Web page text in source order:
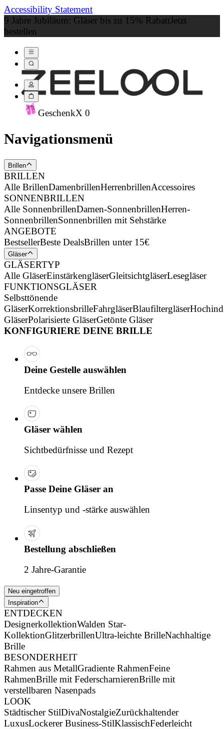
Accessibility Statement
9 Jahre Jubiläum: Gläser bis zu 15% RabattJetzt
bestellen
GeschenkX 0
Navigationsmenü
Brillen
BRILLEN
Alle BrillenDamenbrillenHerrenbrillenAccessoires
SONNENBRILLEN
Alle SonnenbrillenDamen-SonnenbrillenHerren-
SonnenbrillenSonnenbrillen mit Sehstärke
ANGEBOTE
BestsellerBeste DealsBrillen unter 15€
Gläser
GLÄSERTYP
Alle GläserEinstärkengläserGleitsichtgläserLesegläser
FUNKTIONSGLÄSER
Selbsttönende
GläserKorrektionsbrilleFahrgläserBlaufiltergläser
GläserPolarisierte GläserGetönte Gläser
KONFIGURIERE DEINE BRILLE
Deine Gestelle auswählen
Entdecke unsere Brillen
Gläser wählen
Sichtbedürfnisse und Rezept
Passe Deine Gläser an
Linsentyp und -stärke auswählen
Bestellung abschließen
2 Jahre-Garantie
Neu eingetroffen
Inspiration
ENTDECKEN
DesignerkollektionWalden Star-
KollektionGlitzerbrillenUltra-leichte BrilleNachhaltige
Brille
BESONDERHEIT
Rahmen aus MetallGradiente RahmenFeine
RahmenBrille mit FederscharnierenBrille mit
verstellbaren Nasenpads
LOOK
Städtischer StilDivaNostalgieZurückhaltender
LuxusLockerer Business-StilKlassischFederleicht